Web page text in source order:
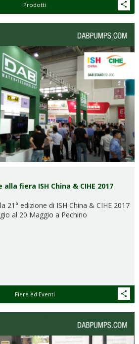
Prodotti
fiera ISH China & CIHE 2017
21° edizione di ISH China & CIHE 2017
al 20 Maggio a Pechino
Fiere ed Eventi